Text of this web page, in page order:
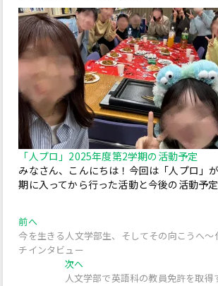
「人プロ」2025年度第2学期の活動予定
みなさん、こんにちは！今回は「人プロ」
期に入ってから行った活動と今後の活動予
投
稿
前へ過
去
の
今を生きる人文学部生、そしてその向こうへ～
チインタビュー
次へ次
の
人文学部で英語科の教員免許を取得